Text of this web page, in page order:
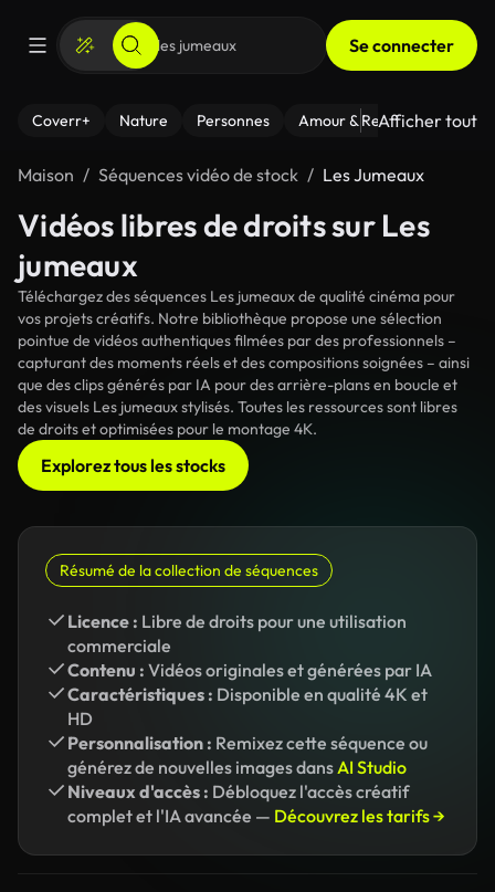
Se connecter
Coverr+ Nature Personnes Amour & Relations Le
Afficher tout
Maison Séquences vidéo de stock Les Jumeaux
Vidéos libres de droits sur Les
jumeaux
Téléchargez des séquences Les jumeaux de qualité cinéma pour
vos projets créatifs. Notre bibliothèque propose une sélection
pointue de vidéos authentiques filmées par des professionnels –
capturant des moments réels et des compositions soignées – ainsi
que des clips générés par IA pour des arrière-plans en boucle et
des visuels Les jumeaux stylisés. Toutes les ressources sont libres
de droits et optimisées pour le montage 4K.
Explorez tous les stocks
Résumé de la collection de séquences
Licence : Libre de droits pour une utilisation
commerciale
Contenu : Vidéos originales et générées par IA
Caractéristiques : Disponible en qualité 4K et
HD
Personnalisation : Remixez cette séquence ou
générez de nouvelles images dansAI Studio
Niveaux d'accès : Débloquez l'accès créatif
complet et l'IA avancée — Découvrez les tarifs →